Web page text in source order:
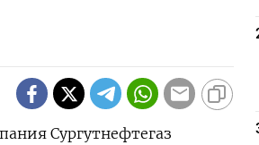
Сургутнефтегаз